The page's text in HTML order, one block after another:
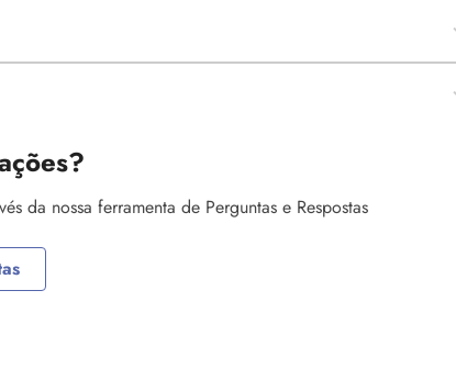
da nossa ferramenta de Perguntas e Respostas